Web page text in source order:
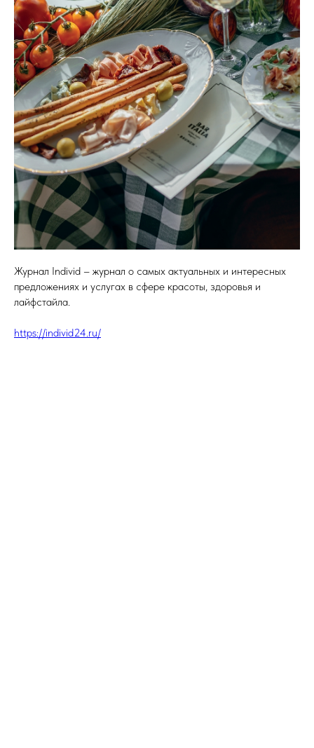
Журнал Individ – журнал о самых актуальных и интересных
предложениях и услугах в сфере красоты, здоровья и
лайфстайла.
https://individ24.ru/